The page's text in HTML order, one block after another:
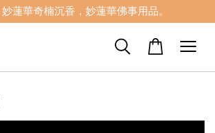
蓮華奇楠沉香，妙蓮華佛事用品。